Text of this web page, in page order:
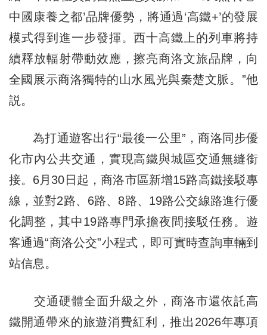
中國康養之都’品牌優勢，將通過‘高鐵+’的發展
模式得到進一步發揮。西十高鐵上的列車將持
續釋放輻射帶動效應，擦亮商洛文旅品牌，向
全國展示商洛獨特的山水風光與秦楚文脈。”他
説。
為打通遊客出行“最後一公里”，商洛同步優
化市內公共交通，實現高鐵與城區交通無縫銜
接。6月30日起，商洛市區新增15路高鐵接駁專
線，並對2路、6路、8路、19路公交線路進行優
化調整，其中19路專門承擔夜間接駁任務。遊
客通過“商洛公交”小程式，即可實時查詢車輛到
站信息。
交通硬體全面升級之外，商洛市還依託高
鐵開通帶來的旅遊消費紅利，推出2026年專項